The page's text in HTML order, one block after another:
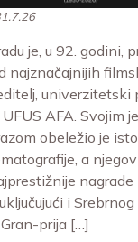
je, u 92. godini,
najznačajnijih
univerzitetski
AFA. Svojim
obeležio je
a
i
prija […]